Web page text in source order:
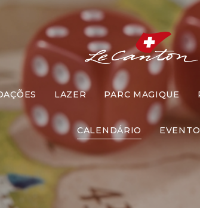
LAZER PARC MAGIQUE
CALENDÁRIO
de